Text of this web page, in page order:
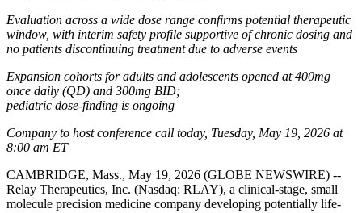
Evaluation across a wide dose range confirms potential therapeutic
window, with interim safety profile supportive of chronic dosing and
no patients discontinuing treatment due to adverse events
Expansion cohorts for adults and adolescents opened at 400mg
once daily (QD) and 300mg BID;
pediatric dose-finding is ongoing
Company to host conference call today, Tuesday, May 19, 2026 at
8:00 am ET
CAMBRIDGE, Mass., May 19, 2026 (GLOBE NEWSWIRE) --
Relay Therapeutics, Inc. (Nasdaq: RLAY), a clinical-stage, small
molecule precision medicine company developing potentially life-